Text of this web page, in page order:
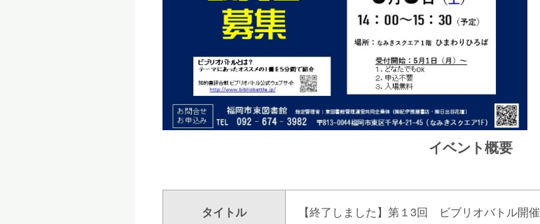
イベント概要
タイトル 【終了しました】第１3回 ビブリオバトル開催